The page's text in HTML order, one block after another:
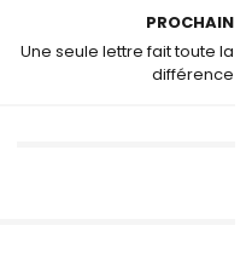
PROCHAIN
Une seule lettre fait toute la
différence